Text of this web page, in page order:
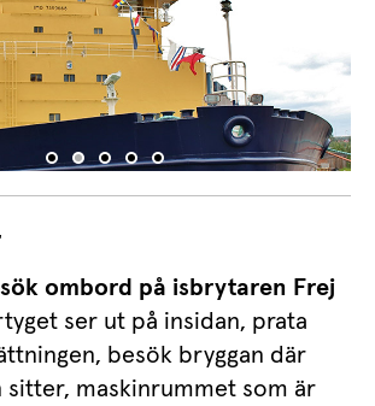
ombord på isbrytaren Frej
ser ut på insidan, prata
besök bryggan där
sitter, maskinrummet som är